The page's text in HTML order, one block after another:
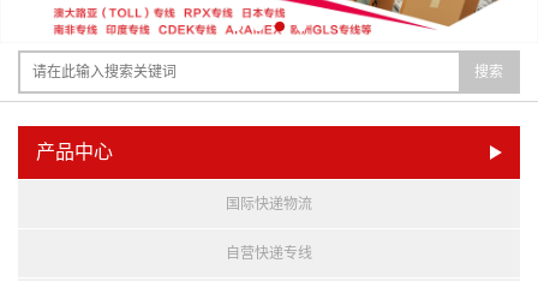
搜索
产品中心
国际快递物流
自营快递专线